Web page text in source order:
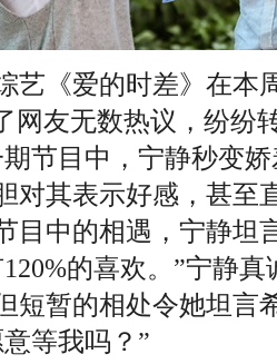
《爱的时差》在本
网友无数热议，纷纷
节目中，宁静秒变
对其表示好感，甚至
目中的相遇，宁静坦
的喜欢。”宁静
短暂的相处令她坦言
等我吗？”